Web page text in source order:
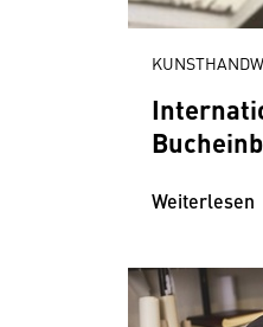
Weiterlesen